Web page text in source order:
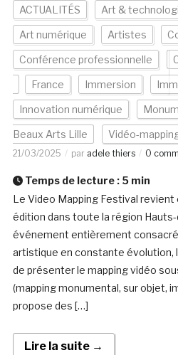
ACTUALITÉS Art &
Art numérique Artistes
Conférence professionnelle
France Immersion
Innovation numérique
Beaux Arts Lille Vidéo-
21/03/2025 par adele thiers 0
Temps de lecture : 5 min
Le Video Mapping Festival
édition dans toute la région Hauts-
événement entièrement
artistique en constante évolution,
de présenter le mapping vidéo
(mapping monumental, sur objet,
propose des […]
Lire la suite →